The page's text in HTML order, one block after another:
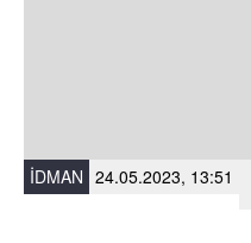
İDMAN 24.05.2023, 13:51